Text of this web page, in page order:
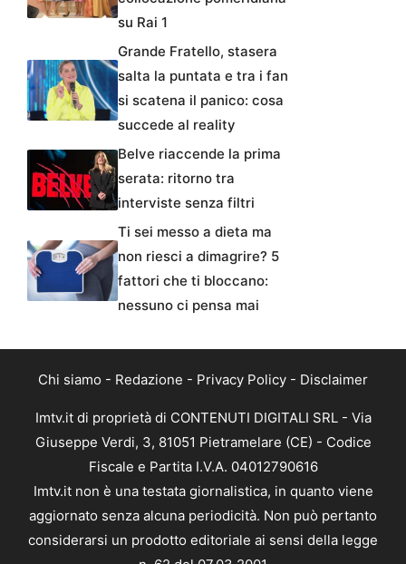
su Rai 1
Grande Fratello, stasera
salta la puntata e tra i fan
si scatena il panico: cosa
succede al reality
Belve riaccende la prima
serata: ritorno tra
interviste senza filtri
Ti sei messo a dieta ma
non riesci a dimagrire? 5
fattori che ti bloccano:
nessuno ci pensa mai
Chi siamo - Redazione - Privacy Policy - Disclaimer
Imtv.it di proprietà di CONTENUTI DIGITALI SRL - Via
Giuseppe Verdi, 3, 81051 Pietramelare (CE) - Codice
Fiscale e Partita I.V.A. 04012790616
Imtv.it non è una testata giornalistica, in quanto viene
aggiornato senza alcuna periodicità. Non può pertanto
considerarsi un prodotto editoriale ai sensi della legge